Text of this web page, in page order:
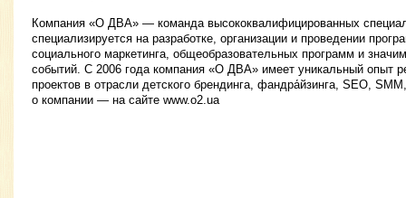
Компания «О ДВА» — команда высококвалифицированных
специализируется на разработке, организации и проведении
социального маркетинга, общеобразовательных программ и
событий. С 2006 года компания «О ДВА» имеет уникальный опыт
проектов в отрасли детского брендинга, фандра́йзинга, SEO,
о компании — на сайте www.o2.ua